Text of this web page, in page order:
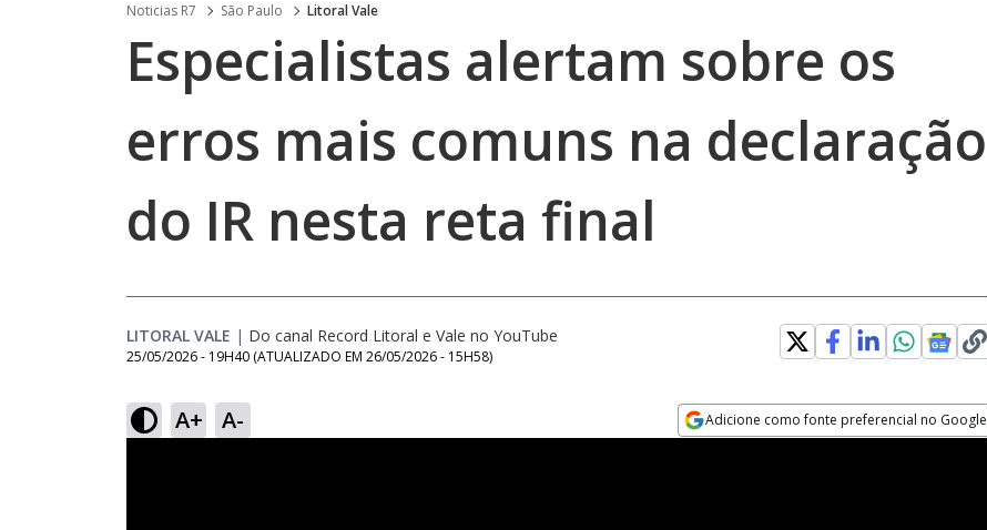
Noticias R7 São Paulo Litoral Vale
Especialistas alertam sobre os
erros mais comuns na declaração
do IR nesta reta final
LITORAL VALE | Do canal Record Litoral e Vale no YouTube
25/05/2026 - 19H40 (ATUALIZADO EM 26/05/2026 - 15H58)
A+ A- Adicione como fonte preferencial no Google